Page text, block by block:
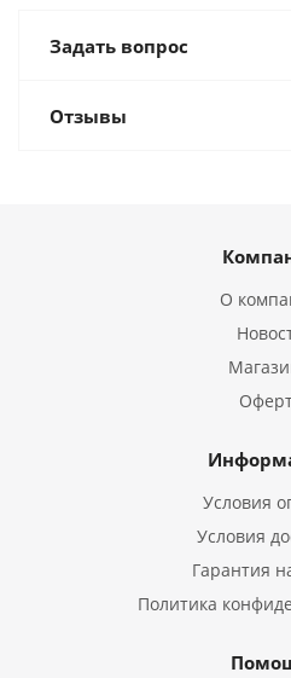
Задать вопрос
Отзывы
О
Условия
Условия
Гарантия
Политика